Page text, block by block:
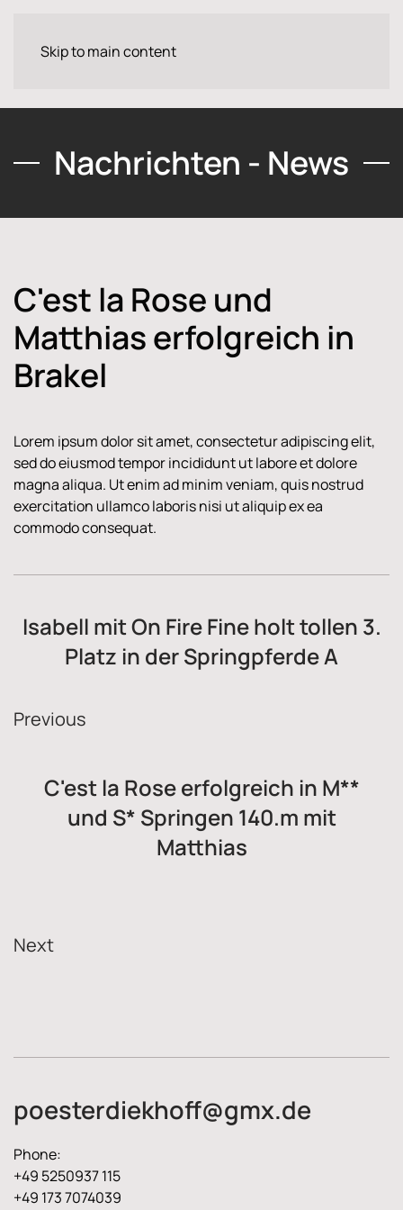
Skip to main content
Nachrichten - News
C'est la Rose und
Matthias erfolgreich in
Brakel
Lorem ipsum dolor sit amet, consectetur adipiscing elit,
sed do eiusmod tempor incididunt ut labore et dolore
magna aliqua. Ut enim ad minim veniam, quis nostrud
exercitation ullamco laboris nisi ut aliquip ex ea
commodo consequat.
Isabell mit On Fire Fine holt tollen 3.
Platz in der Springpferde A
Previous
C'est la Rose erfolgreich in M**
und S* Springen 140.m mit
Matthias
Next
poesterdiekhoff@gmx.de
Phone:
+49 5250937 115
+49 173 7074039